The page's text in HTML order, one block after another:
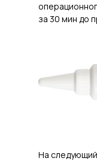
за 30 мин до
На